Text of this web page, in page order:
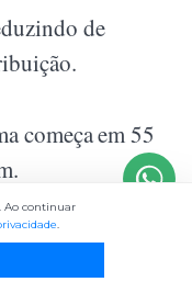
de
começa em 55
do mínimo
é reduzida a
Ao continuar
.